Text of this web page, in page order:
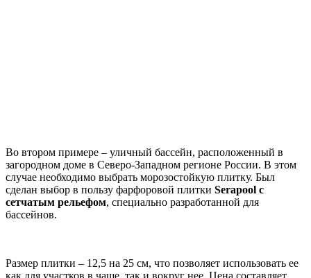
Во втором примере – уличный бассейн, расположенный в
загородном доме в Северо-Западном регионе России. В этом
случае необходимо выбрать морозостойкую плитку. Был
сделан выбор в пользу фарфоровой плитки Serapool с
сетчатым рельефом, специально разработанной для
бассейнов.
Размер плитки – 12,5 на 25 см, что позволяет использовать ее
как для участков в чаше, так и вокруг нее. Цена составляет